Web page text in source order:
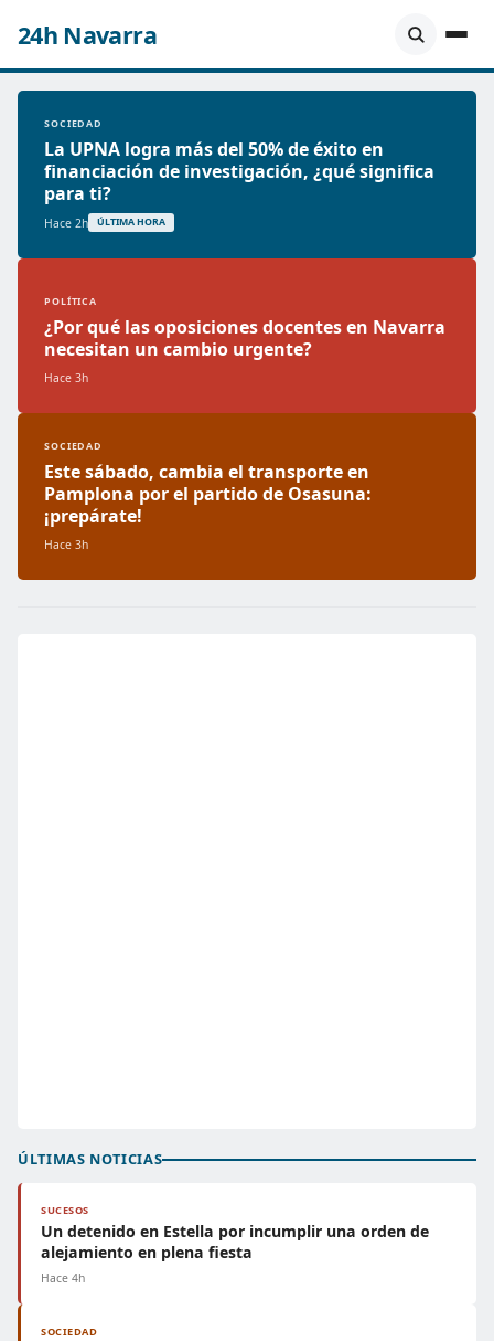
24h Navarra
SOCIEDAD
La UPNA logra más del 50% de éxito en
financiación de investigación, ¿qué significa
para ti?
Hace 2h ÚLTIMA HORA
POLÍTICA
¿Por qué las oposiciones docentes en Navarra
necesitan un cambio urgente?
Hace 3h
SOCIEDAD
Este sábado, cambia el transporte en
Pamplona por el partido de Osasuna:
¡prepárate!
Hace 3h
ÚLTIMAS NOTICIAS
SUCESOS
Un detenido en Estella por incumplir una orden de
alejamiento en plena fiesta
Hace 4h
SOCIEDAD